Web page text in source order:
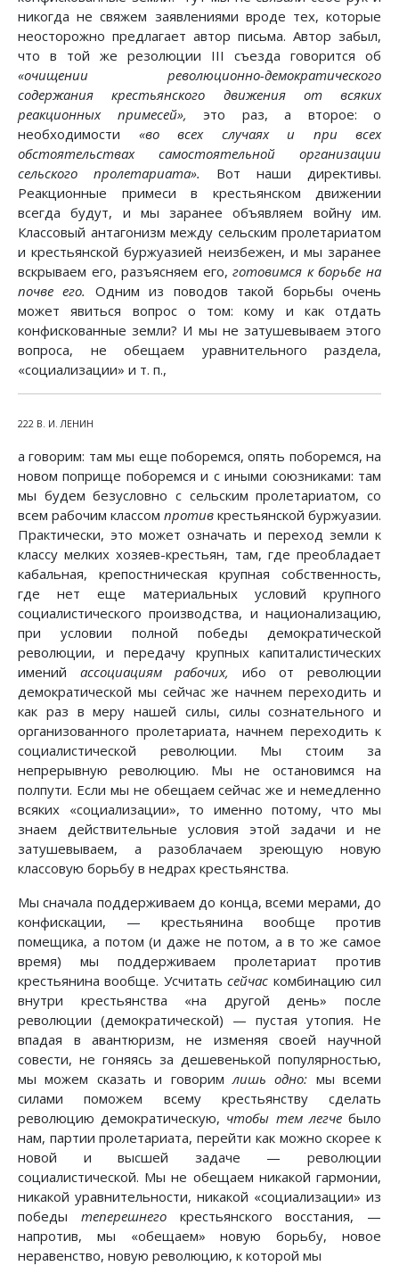
никогда не свяжем заявлениями вроде тех, которые
неосторожно предлагает автор письма. Автор забыл,
что в той же резолюции III съезда говорится об
«очищении революционно-демократического
содержания крестьянского движения от всяких
реакционных примесей», это раз, а второе: о
необходимости «во всех случаях и при всех
обстоятельствах самостоятельной организации
сельского пролетариата». Вот наши директивы.
Реакционные примеси в крестьянском движении
всегда будут, и мы заранее объявляем войну им.
Классовый антагонизм между сельским пролетариатом
и крестьянской буржуазией неизбежен, и мы заранее
вскрываем его, разъясняем его,готовимся к борьбе на
почве его.
Одним из поводов такой борьбы очень
может явиться вопрос о том: кому и как отдать
конфискованные земли? И мы не затушевываем этого
вопроса, не обещаем уравнительного раздела,
«социализации» и т. п.,
222 В. И. ЛЕНИН
а говорим: там мы еще поборемся, опять поборемся, на
новом поприще поборемся и с иными союзниками: там
мы будем безусловно с сельским пролетариатом, со
всем рабочим классом против крестьянской буржуазии.
Практически, это может означать и переход земли к
классу мелких хозяев-крестьян, там, где преобладает
кабальная, крепостническая крупная собственность,
где нет еще материальных условий крупного
социалистического производства, и национализацию,
при условии полной победы демократической
революции, и передачу крупных капиталистических
имений ассоциациям рабочих,
ибо от революции
демократической мы сейчас же начнем переходить и
как раз в меру нашей силы, силы сознательного и
организованного пролетариата, начнем переходить к
социалистической революции. Мы стоим за
непрерывную революцию. Мы не остановимся на
полпути. Если мы не обещаем сейчас же и немедленно
всяких «социализации», то именно потому, что мы
знаем действительные условия этой задачи и не
затушевываем, а разоблачаем зреющую новую
классовую борьбу в недрах крестьянства.
Мы сначала поддерживаем до конца, всеми мерами, до
конфискации, — крестьянина вообще против
помещика, а потом (и даже не потом, а в то же самое
время) мы поддерживаем пролетариат против
крестьянина вообще. Усчитатьсейчас комбинацию сил
внутри крестьянства «на другой день» после
революции (демократической) — пустая утопия. Не
впадая в авантюризм, не изменяя своей научной
совести, не гоняясь за дешевенькой популярностью,
мы можем сказать и говоримлишь одно: мы всеми
силами поможем всему крестьянству сделать
революцию демократическую, чтобы тем легчебыло
нам, партии пролетариата, перейти как можно скорее к
новой и высшей задаче — революции
социалистической. Мы не обещаем никакой гармонии,
никакой уравнительности, никакой «социализации» из
победы теперешнегокрестьянского восстания, —
напротив, мы «обещаем» новую борьбу, новое
неравенство, новую революцию, к которой мы